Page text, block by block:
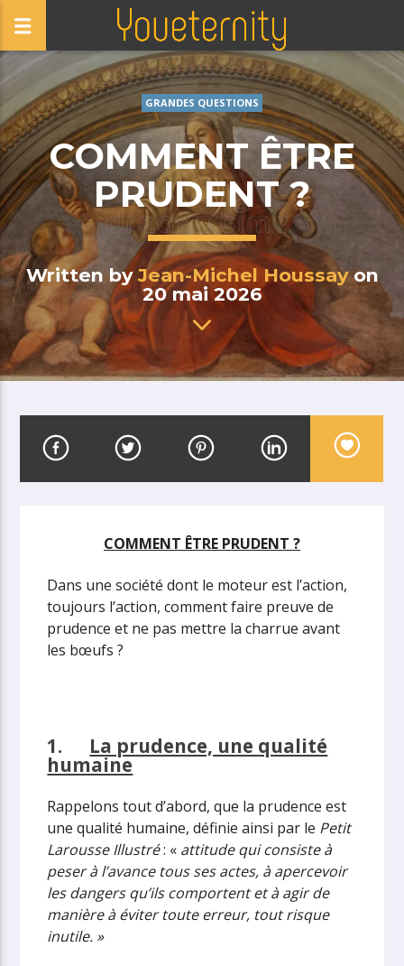
GRANDES QUESTIONS
COMMENT ÊTRE
PRUDENT ?
Written byJean-Michel Houssayon
20 mai 2026
COMMENT ÊTRE PRUDENT ?
Dans une société dont le moteur est l’action,
toujours l’action, comment faire preuve de
prudence et ne pas mettre la charrue avant
les bœufs ?
1. La prudence, une qualité
humaine
Rappelons tout d’abord, que la prudence est
une qualité humaine, définie ainsi par le Petit
Larousse Illustré: « attitude qui consiste à
peser à l’avance tous ses actes, à apercevoir
les dangers qu’ils comportent et à agir de
manière à éviter toute erreur, tout risque
inutile. »